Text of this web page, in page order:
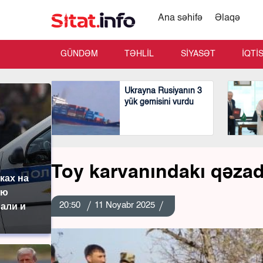
на
и
Ana səhifə Əlaqə
GÜNDƏM TƏHLİL SİYASƏT
Ukrayna Rusiyanın 3
yük gəmisini vurdu
Toy karvanındakı
20:50 11 Noyabr 2025